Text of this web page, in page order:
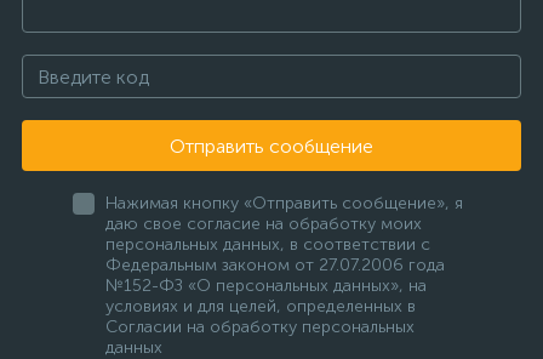
Отправить сообщение
Нажимая кнопку «Отправить сообщение», я
даю свое согласие на обработку моих
персональных данных, в соответствии с
Федеральным законом от 27.07.2006 года
№152-ФЗ «О персональных данных», на
условиях и для целей, определенных в
Согласии на обработку персональных
данных